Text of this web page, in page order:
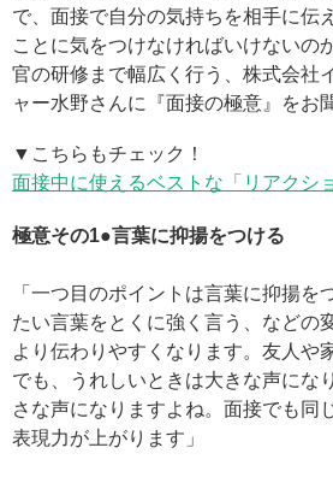
で、面接で自分の気持ちを相手に伝
ことに気をつけなければいけないの
官の研修まで幅広く行う、株式会社
ャー水野さんに『面接の極意』をお
▼こちらもチェック！
面接中に使えるベストな「リアクシ
極意その1●言葉に抑揚をつける
「一つ目のポイントは言葉に抑揚を
たい言葉をとくに強く言う、などの
より伝わりやすくなります。友人や
でも、うれしいときは大きな声にな
さな声になりますよね。面接でも同
表現力が上がります」